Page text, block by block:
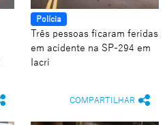
Polícia
Três pessoas ficaram feridas
em acidente na SP-294 em
Iacri
COMPARTILHAR